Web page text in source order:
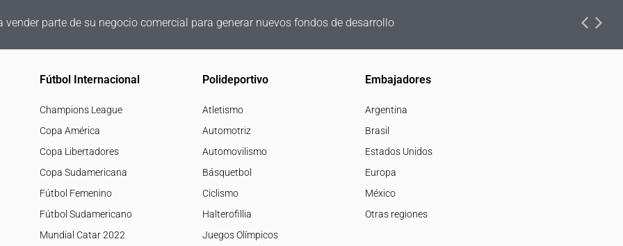
vender parte de su negocio comercial para generar nuevos fondos de desarrollo
Fútbol Internacional
Champions League
Copa América
Copa Libertadores
Copa Sudamericana
Fútbol Femenino
Fútbol Sudamericano
Mundial Catar 2022
Polideportivo
Atletismo
Automotriz
Automovilismo
Básquetbol
Ciclismo
Halterofillia
Juegos Olímpicos
Embajadores
Argentina
Brasil
Estados Unidos
Europa
México
Otras regiones